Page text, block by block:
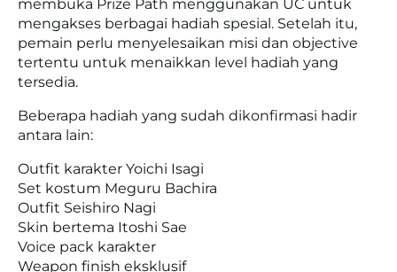
membuka Prize Path menggunakan UC untuk
mengakses berbagai hadiah spesial. Setelah itu,
pemain perlu menyelesaikan misi dan objective
tertentu untuk menaikkan level hadiah yang
tersedia.
Beberapa hadiah yang sudah dikonfirmasi hadir
antara lain:
Outfit karakter Yoichi Isagi
Set kostum Meguru Bachira
Outfit Seishiro Nagi
Skin bertema Itoshi Sae
Voice pack karakter
Weapon finish eksklusif